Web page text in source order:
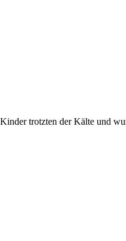
trotzten der Kälte und